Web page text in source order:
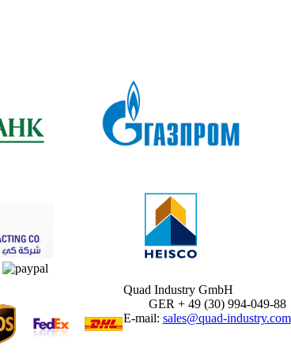
Quad Industry GmbH
GER + 49 (30) 994-049-88
E-mail: sales@quad-industry.com